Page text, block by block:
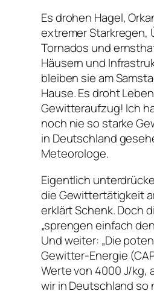
Es drohen Hagel,
extremer Starkregen,
Tornados und
Häusern und
bleiben sie am
Hause. Es droht
Gewitteraufzug! Ich
noch nie so starke
in Deutschland
Meteorologe.
Eigentlich
die Gewittertätigkeit
erklärt Schenk. Doch
„sprengen einfach
Und weiter: „Die
Gewitter-Energie
Werte von 4000 J/kg,
wir in Deutschland so